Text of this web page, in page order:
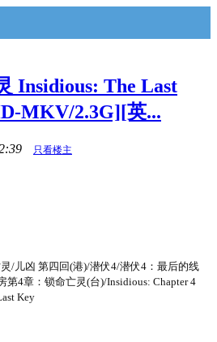
Insidious: The Last
MKV/2.3G][英...
只看楼主
凶 第四回(港)/潜伏4/潜伏4：最后的线
4章：锁命亡灵(台)/Insidious: Chapter 4
Key